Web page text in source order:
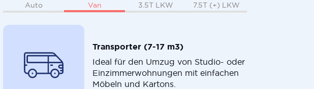
Auto Van 3.5T LKW 7.5T (+) LKW
Transporter (7-17 m3)
Ideal für den Umzug von Studio- oder
Einzimmerwohnungen mit einfachen
Möbeln und Kartons.